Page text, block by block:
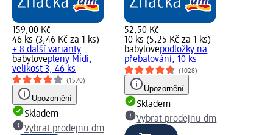
159,00 Kč
46 ks (3,46 Kč za 1 ks)
+ 8 další varianty
babylovepleny Midi,
velikost 3, 46 ks
(1570)
Upozornění
Skladem
Vybrat prodejnu dm
52,50 Kč
10 ks (5,25 Kč za 1 ks)
babylovepodložky na
přebalování, 10 ks
(1028)
Upozornění
Skladem
Vybrat prodejnu dm